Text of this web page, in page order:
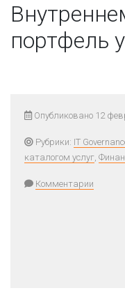
портфель
Опубликовано 12
Рубрики: IT
каталогом услуг,
Комментарии